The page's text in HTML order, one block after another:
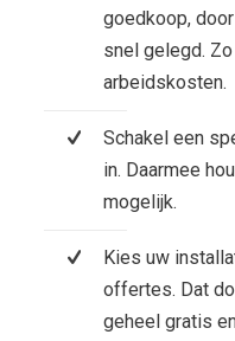
goedkoop,
snel gelegd.
arbeidskosten.
Schakel een
in. Daarmee
mogelijk.
Kies uw
offertes. Dat
geheel gratis